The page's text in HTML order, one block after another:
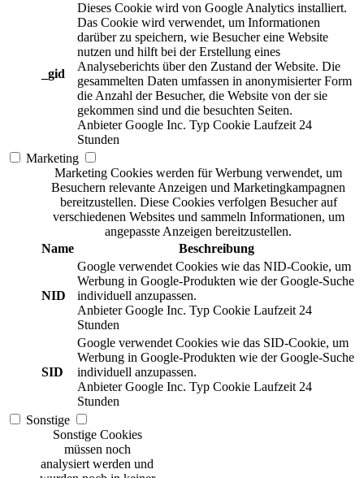
_gid
Dieses Cookie wird von Google Analytics installiert.
Das Cookie wird verwendet, um Informationen
darüber zu speichern, wie Besucher eine Website
nutzen und hilft bei der Erstellung eines
Analyseberichts über den Zustand der Website. Die
gesammelten Daten umfassen in anonymisierter Form
die Anzahl der Besucher, die Website von der sie
gekommen sind und die besuchten Seiten.
Anbieter Google Inc. Typ Cookie Laufzeit 24
Stunden
Marketing
Marketing Cookies werden für Werbung verwendet, um
Besuchern relevante Anzeigen und Marketingkampagnen
bereitzustellen. Diese Cookies verfolgen Besucher auf
verschiedenen Websites und sammeln Informationen, um
angepasste Anzeigen bereitzustellen.
Name
Beschreibung
NID
Google verwendet Cookies wie das NID-Cookie, um
Werbung in Google-Produkten wie der Google-Suche
individuell anzupassen.
Anbieter Google Inc. Typ Cookie Laufzeit 24
Stunden
SID
Google verwendet Cookies wie das SID-Cookie, um
Werbung in Google-Produkten wie der Google-Suche
individuell anzupassen.
Anbieter Google Inc. Typ Cookie Laufzeit 24
Stunden
Sonstige
Sonstige Cookies
müssen noch
analysiert werden und